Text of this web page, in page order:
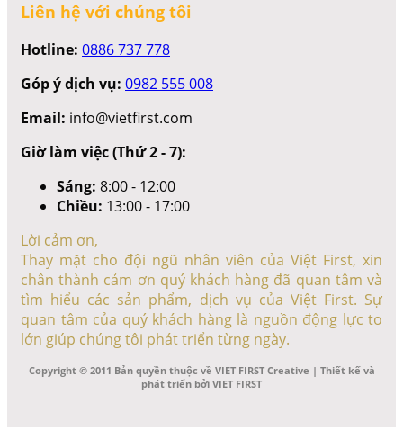
Liên hệ với chúng tôi
Hotline: 0886 737 778
Góp ý dịch vụ: 0982 555 008
Email: info@vietfirst.com
Giờ làm việc (Thứ 2 - 7):
Sáng: 8:00 - 12:00
Chiều: 13:00 - 17:00
Lời cảm ơn,
Thay mặt cho đội ngũ nhân viên của Việt First, xin
chân thành cảm ơn quý khách hàng đã quan tâm và
tìm hiểu các sản phẩm, dịch vụ của Việt First. Sự
quan tâm của quý khách hàng là nguồn động lực to
lớn giúp chúng tôi phát triển từng ngày.
Copyright © 2011 Bản quyền thuộc về VIET FIRST Creative | Thiết kế và
phát triển bởi VIET FIRST